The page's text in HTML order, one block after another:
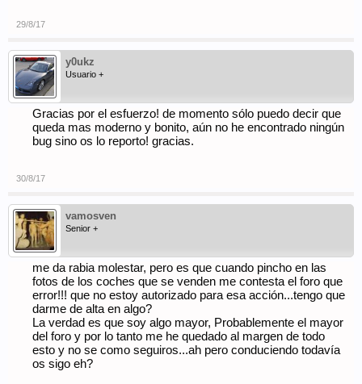
29/8/17
y0ukz
Usuario +
Gracias por el esfuerzo! de momento sólo puedo decir que
queda mas moderno y bonito, aún no he encontrado ningún
bug sino os lo reporto! gracias.
30/8/17
vamosven
Senior +
me da rabia molestar, pero es que cuando pincho en las
fotos de los coches que se venden me contesta el foro que
error!!! que no estoy autorizado para esa acción...tengo que
darme de alta en algo?
La verdad es que soy algo mayor, Probablemente el mayor
del foro y por lo tanto me he quedado al margen de todo
esto y no se como seguiros...ah pero conduciendo todavía
os sigo eh?